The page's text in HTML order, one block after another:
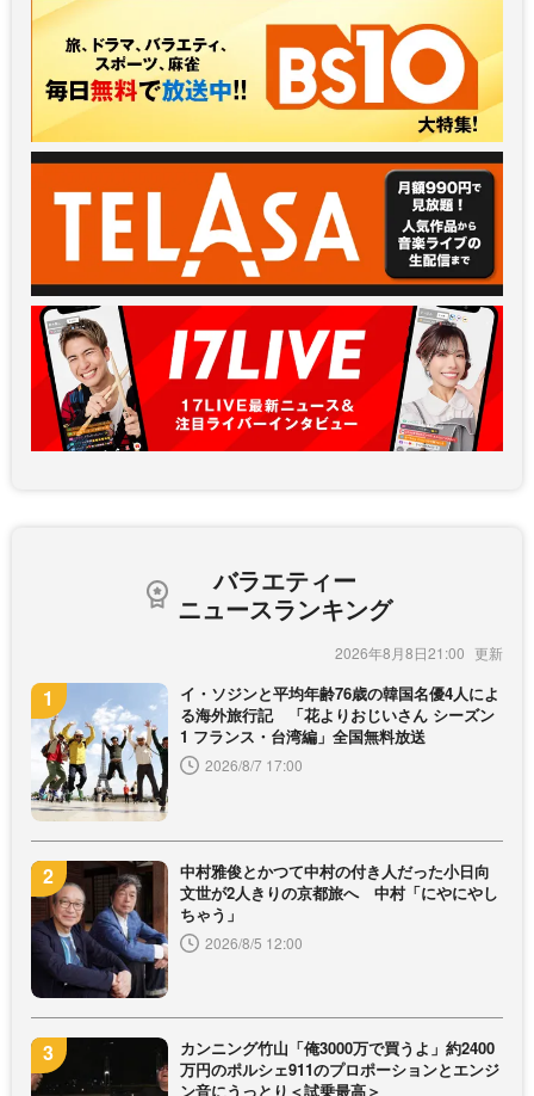
バラエティー
ニュースランキング
2026年8月8日21:00
イ・ソジンと平均年齢76歳の韓国名優4人によ
る海外旅行記 「花よりおじいさん シーズン
1 フランス・台湾編」全国無料放送
2026/8/7 17:00
中村雅俊とかつて中村の付き人だった小日向
文世が2人きりの京都旅へ 中村「にやにやし
ちゃう」
2026/8/5 12:00
カンニング竹山「俺3000万で買うよ」約2400
万円のポルシェ911のプロポーションとエンジ
ン音にうっとり＜試乗最高＞